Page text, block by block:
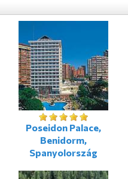
Poseidon Palace,
Benidorm,
Spanyolország